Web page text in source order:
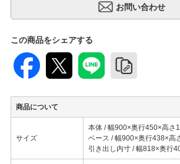
この商品をシェアする
商品について
サイズ
本体 / 幅900×奥行450×高さ
ベース / 幅900×奥行438×高
引き出し内寸 / 幅818×奥行